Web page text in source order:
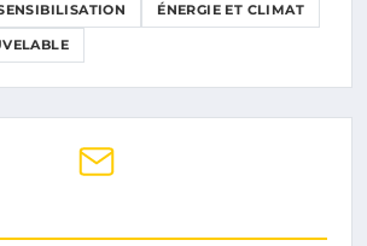
ÉNERGIE ET CLIMAT